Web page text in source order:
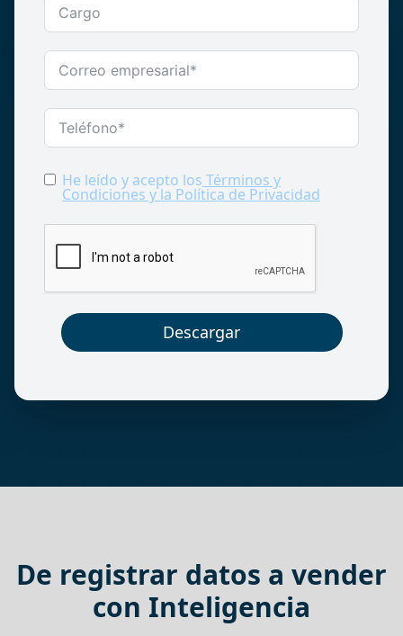
He leído y acepto los Términos y
Condiciones y la Política de Privacidad
Descargar
De registrar datos a vender
con Inteligencia
Contáctanos